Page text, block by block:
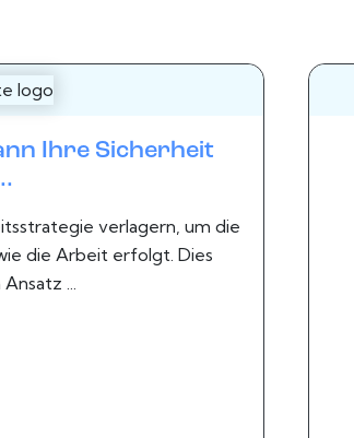
Ihre Sicherheit
verlagern, um die
die Arbeit erfolgt. Dies
...